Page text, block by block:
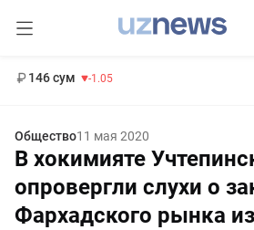
146 сум -1.05
Общество11 мая 2020
В хокимияте
опровергли слухи о
Фархадского рынка